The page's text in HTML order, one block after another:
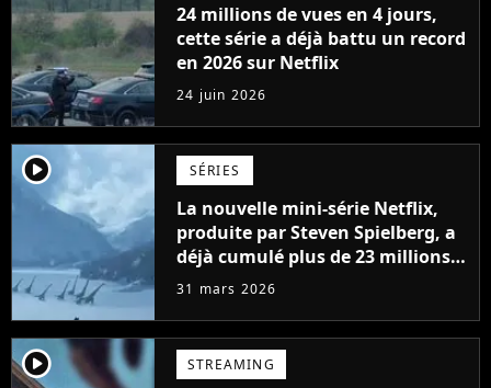
24 millions de vues en 4 jours,
cette série a déjà battu un record
en 2026 sur Netflix
24 juin 2026
player2 SÉRIES
La nouvelle mini-série Netflix,
produite par Steven Spielberg, a
déjà cumulé plus de 23 millions
de vues
31 mars 2026
player2 STREAMING